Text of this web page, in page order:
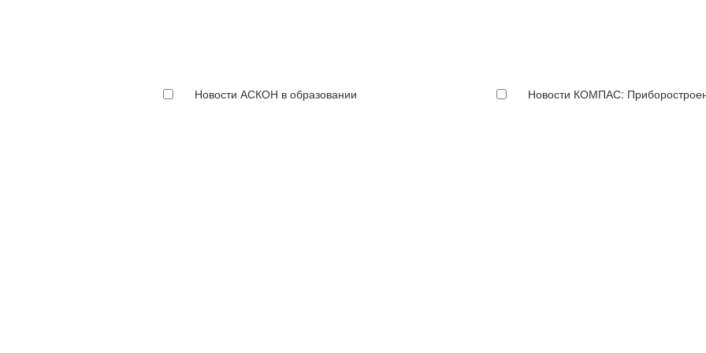
Новости АСКОН в образовании Новости КОМПАС: